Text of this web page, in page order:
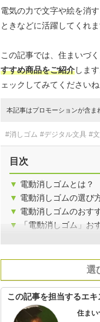
電気の力で文字や絵を消
ときなどに活躍してくれま
この記事では、住まいづ
すすめ商品をご紹介しま
ェックしてみてくださいね
本記事はプロモーションが含ま
#消しゴム #デジタル文具 #
目次
▼ 電動消しゴムとは？
▼ 電動消しゴムの選び
▼ 電動消しゴムのおす
▼
「電動消しゴム」お
選
この記事を担当するエキ
住まい